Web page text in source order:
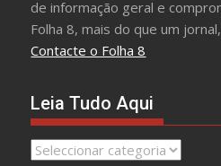
de informação geral e
Folha 8, mais do que um
Contacte o Folha 8
Leia Tudo Aqui
Leia